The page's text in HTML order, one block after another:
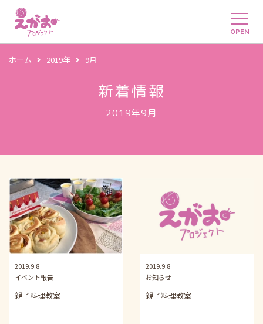
OPEN
ホーム 2019年 9月
新着情報
2019年9月
2019.9.8
イベント報告
親子料理教室
2019.9.8
お知らせ
親子料理教室